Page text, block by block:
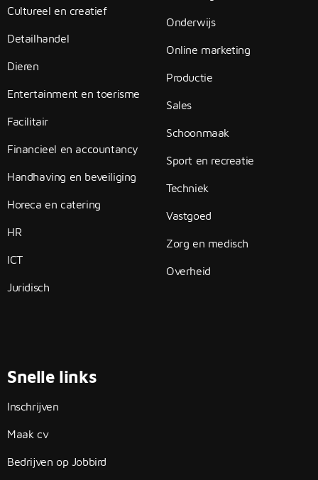
Cultureel en creatief
Detailhandel
Dieren
Entertainment en toerisme
Facilitair
Financieel en accountancy
Handhaving en beveiliging
Horeca en catering
HR
ICT
Juridisch
Onderwijs
Online marketing
Productie
Sales
Schoonmaak
Sport en recreatie
Techniek
Vastgoed
Zorg en medisch
Overheid
Snelle links
Inschrijven
Maak cv
Bedrijven op Jobbird